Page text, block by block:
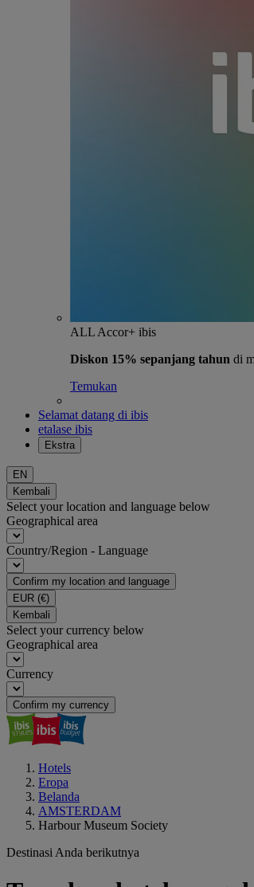
ALL Accor+ ibis
Diskon 15% sepanjang tahun di
Temukan
Selamat datang di ibis
etalase ibis
Ekstra
EN
Kembali
Select your location and language below
Geographical area
Country/Region - Language
Confirm my location and language
EUR (€)
Kembali
Select your currency below
Geographical area
Currency
Confirm my currency
Hotels
Eropa
Belanda
AMSTERDAM
Harbour Museum Society
Destinasi Anda berikutnya